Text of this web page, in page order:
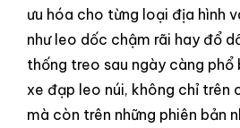
ưu hóa cho từng loại địa hình
như leo dốc chậm rãi hay đổ
thống treo sau ngày càng phổ
xe đạp leo núi, không chỉ trên
mà còn trên những phiên bản